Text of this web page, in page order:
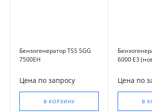
Бензогенератор TSS SGG
7500ЕH
Цена по запросу
В КОРЗИНУ
6000 E3
Цена по
В